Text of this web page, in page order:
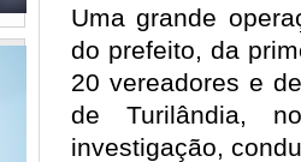
Uma grande
do prefeito, da
20 vereadores e
de Turilândia,
investigação,